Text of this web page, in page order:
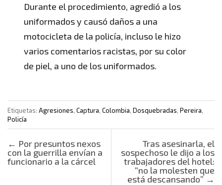
Durante el procedimiento, agredió a los
uniformados y causó daños a una
motocicleta de la policía, incluso le hizo
varios comentarios racistas, por su color
de piel, a uno de los uniformados.
Etiquetas: Agresiones, Captura, Colombia, Dosquebradas, Pereira,
Policía
Post navigation
← Por presuntos nexos
con la guerrilla envían a
funcionario a la cárcel
Tras asesinarla, el
sospechoso le dijo a los
trabajadores del hotel:
“no la molesten que
está descansando” →